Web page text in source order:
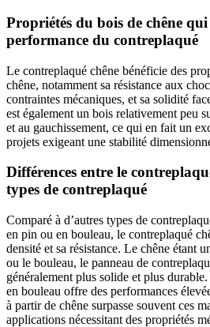
Propriétés du bois de chêne
performance du contreplaqué
Le contreplaqué chêne bénéficie des
chêne, notamment sa résistance aux
contraintes mécaniques, et sa solidité
est également un bois relativement peu
et au gauchissement, ce qui en fait un
projets exigeant une stabilité
Différences entre le
types de contreplaqué
Comparé à d’autres types de
en pin ou en bouleau, le contreplaqué
densité et sa résistance. Le chêne étant
ou le bouleau, le panneau de
généralement plus solide et plus
en bouleau offre des performances
à partir de chêne surpasse souvent ces
applications nécessitant des propriétés